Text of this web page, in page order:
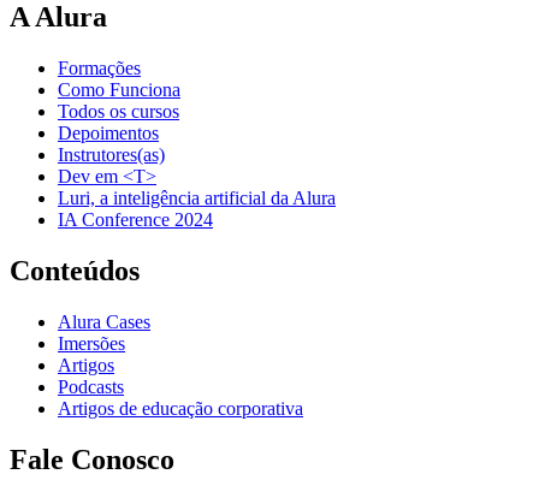
A Alura
Formações
Como Funciona
Todos os cursos
Depoimentos
Instrutores(as)
Dev em <T>
Luri, a inteligência artificial da Alura
IA Conference 2024
Conteúdos
Alura Cases
Imersões
Artigos
Podcasts
Artigos de educação corporativa
Fale Conosco